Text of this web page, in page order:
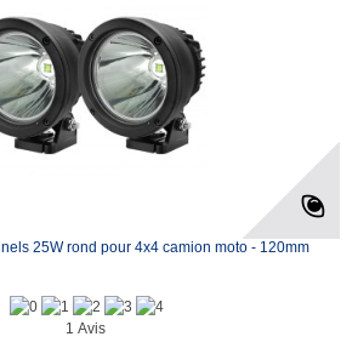
25W rond pour 4x4 camion moto - 120mm
1 Avis